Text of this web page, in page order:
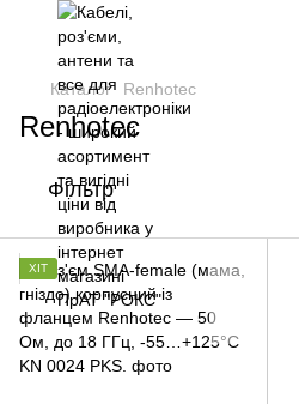
Каталог Renhotec
Renhotec
Фільтр
ХІТ